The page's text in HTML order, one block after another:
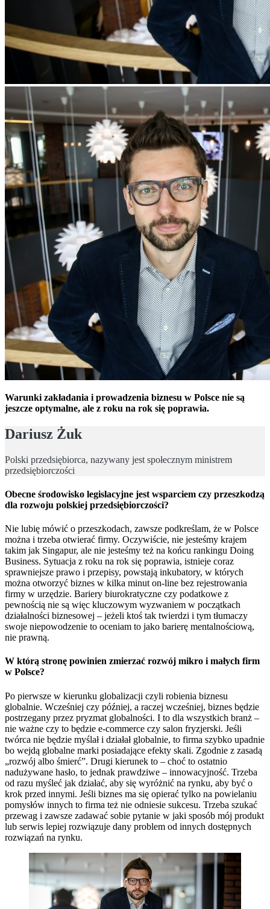
Warunki zakładania i prowadzenia biznesu w Polsce nie są
jeszcze optymalne, ale z roku na rok się poprawia.
Dariusz Żuk
Polski przedsiębiorca, nazywany jest społecznym ministrem
przedsiębiorczości
Obecne środowisko legislacyjne jest wsparciem czy przeszkodzą
dla rozwoju polskiej przedsiębiorczości?
Nie lubię mówić o przeszkodach, zawsze podkreślam, że w Polsce
można i trzeba otwierać firmy. Oczywiście, nie jesteśmy krajem
takim jak Singapur, ale nie jesteśmy też na końcu rankingu Doing
Business. Sytuacja z roku na rok się poprawia, istnieje coraz
sprawniejsze prawo i przepisy, powstają inkubatory, w których
można otworzyć biznes w kilka minut on-line bez rejestrowania
firmy w urzędzie. Bariery biurokratyczne czy podatkowe z
pewnością nie są więc kluczowym wyzwaniem w początkach
działalności biznesowej – jeżeli ktoś tak twierdzi i tym tłumaczy
swoje niepowodzenie to oceniam to jako barierę mentalnościową,
nie prawną.
W którą stronę powinien zmierzać rozwój mikro i małych firm
w Polsce?
Po pierwsze w kierunku globalizacji czyli robienia biznesu
globalnie. Wcześniej czy później, a raczej wcześniej, biznes będzie
postrzegany przez pryzmat globalności. I to dla wszystkich branż –
nie ważne czy to będzie e-commerce czy salon fryzjerski. Jeśli
twórca nie będzie myślał i działał globalnie, to firma szybko upadnie
bo wejdą globalne marki posiadające efekty skali. Zgodnie z zasadą
„rozwój albo śmierć”. Drugi kierunek to – choć to ostatnio
nadużywane hasło, to jednak prawdziwe – innowacyjność. Trzeba
od razu myśleć jak działać, aby się wyróżnić na rynku, aby być o
krok przed innymi. Jeśli biznes ma się opierać tylko na powielaniu
pomysłów innych to firma też nie odniesie sukcesu. Trzeba szukać
przewag i zawsze zadawać sobie pytanie w jaki sposób mój produkt
lub serwis lepiej rozwiązuje dany problem od innych dostępnych
rozwiązań na rynku.